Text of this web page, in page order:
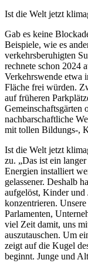
Ist die Welt jetzt
Gab es keine
Beispiele, wie es
verkehrsberuhigten
rechnete schon 2024
Verkehrswende etwa
Fläche frei würden.
auf früheren
Gemeinschaftsgärten
nachbarschaftliche
mit tollen Bildungs-,
Ist die Welt jetzt
zu. „Das ist ein
Energien installiert
gelassener. Deshalb
aufgelöst, Kinder und
konzentrieren.
Parlamenten,
viel Zeit damit, uns
auszutauschen. Um
zeigt auf die Kugel
beginnt. Junge und